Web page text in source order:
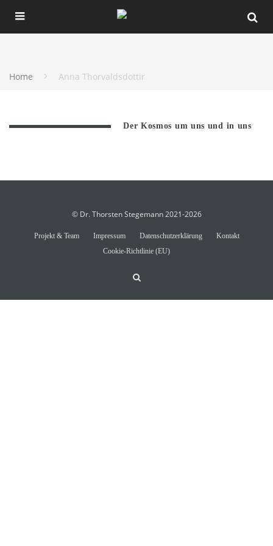
Home Anna Thorvaldsdottir
Der Kosmos um uns und in uns
© Dr. Thorsten Stegemann 2021-2026
Projekt & Team Impressum Datenschutzerklärung
Kontakt
Cookie-Richtlinie (EU)